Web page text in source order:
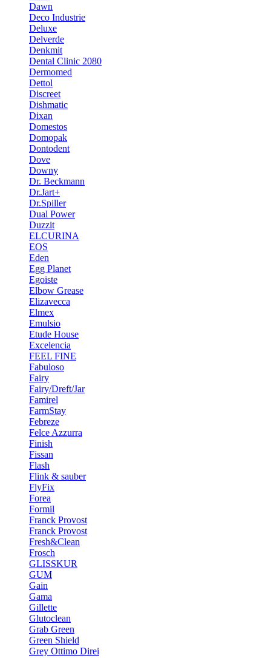
Dawn
Deco Industrie
Deluxe
Delverde
Denkmit
Dental Clinic 2080
Dermomed
Dettol
Discreet
Dishmatic
Dixan
Domestos
Domopak
Dontodent
Dove
Downy
Dr. Beckmann
Dr.Jart+
Dr.Spiller
Dual Power
Duzzit
ELCURINA
EOS
Eden
Egg Planet
Egoiste
Elbow Grease
Elizavecca
Elmex
Emulsio
Etude House
Excelencia
FEEL FINE
Fabuloso
Fairy
Fairy/Dreft/Jar
Famirel
FarmStay
Febreze
Felce Azzurra
Finish
Fissan
Flash
Flink & sauber
FlyFix
Forea
Formil
Franck Provost
Franck Provost
Fresh&Clean
Frosch
GLISSKUR
GUM
Gain
Gama
Gillette
Glutoclean
Grab Green
Green Shield
Grey Ottimo Direi